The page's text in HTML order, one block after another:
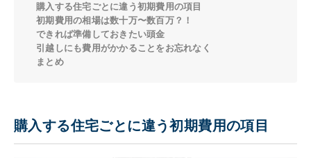
購入する住宅ごとに違う初期費用の項目
初期費用の相場は数十万〜数百万？！
できれば準備しておきたい頭金
引越しにも費用がかかることをお忘れなく
まとめ
購入する住宅ごとに違う初期費用の項目